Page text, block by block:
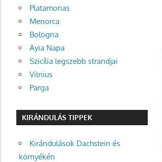
Platamonas
Menorca
Bologna
Ayia Napa
Szicília legszebb strandjai
Vilnius
Parga
KIRÁNDULÁS TIPPEK
Kirándulások Dachstein és
környékén